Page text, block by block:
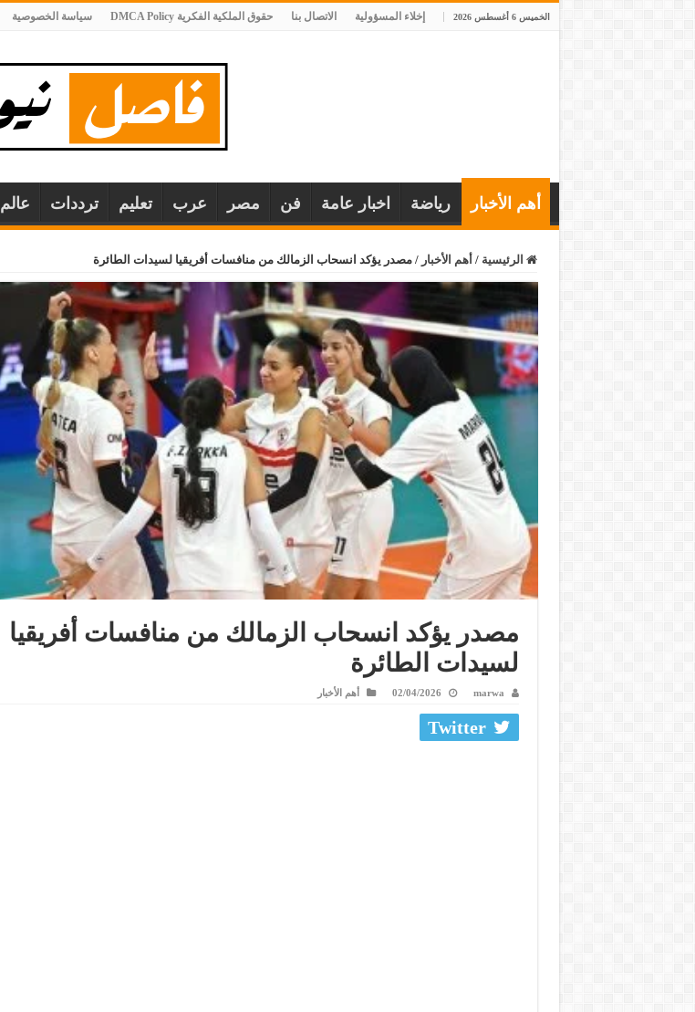
الخميس 6 أغسطس 2026 إخلاء المسؤولية الاتصال بنا حقوق الملكية الفكرية DMCA Policy سياسة الخصوصية
أهم الأخبار رياضة اخبار عامة فن مصر عرب تعليم ترددات عالم
الرئيسية / أهم الأخبار / مصدر يؤكد انسحاب الزمالك من منافسات أفريقيا لسيدات الطائرة
مصدر يؤكد انسحاب الزمالك من منافسات أفريقيا
لسيدات الطائرة
marwa
02/04/2026 أهم الأخبار
Twitter